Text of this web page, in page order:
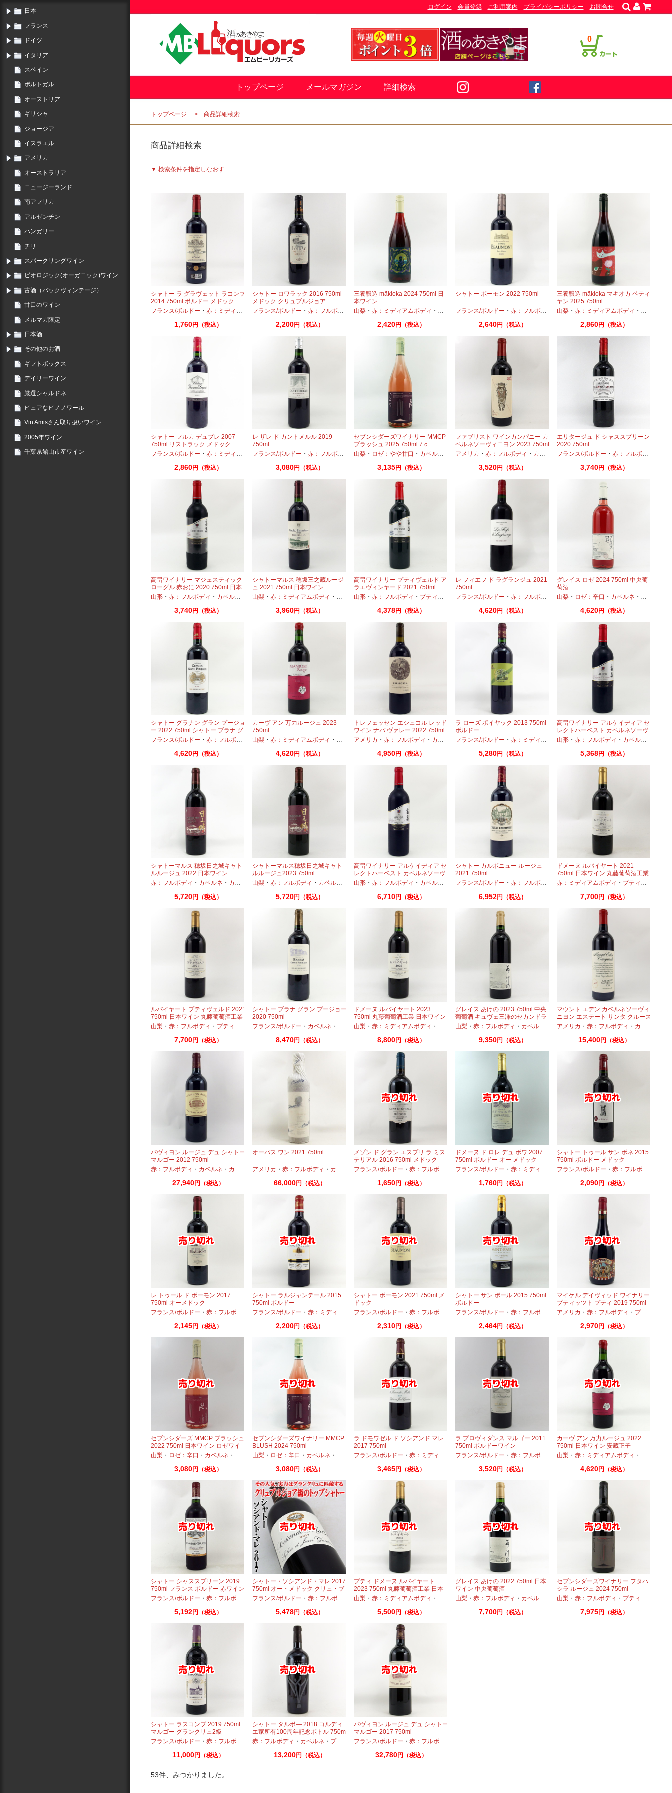
日本
フランス
ドイツ
イタリア
スペイン
ポルトガル
オーストリア
ギリシャ
ジョージア
イスラエル
アメリカ
オーストラリア
ニュージーランド
南アフリカ
アルゼンチン
ハンガリー
チリ
スパークリングワイン
ビオロジック(オーガニック)ワイン
古酒（バックヴィンテージ）
甘口のワイン
メルマガ限定
日本酒
その他のお酒
ギフトボックス
デイリーワイン
厳選シャルドネ
ピュアなピノノワール
Vin Amisさん取り扱いワイン
2005年ワイン
千葉県館山市産ワイン
0
ログイン 会員登録 ご利用案内 プライバシーポリシー お問合せ
トップページ メールマガジン 詳細検索
トップページ 商品詳細検索
商品詳細検索
▼ 検索条件を指定しなおす
シャトー ラ グラヴェット ラコンブ
2014 750ml ボルドー メドック
フランス/ボルドー ・ 赤：ミディアムボディ ・カベルネ・ プティヴェルド メルロー
1,760円（税込）
シャトー ロワラック 2016 750ml
メドック クリュブルジョア
フランス/ボルドー ・ 赤：フルボディ ・ カベルネ ・プティヴェルド・ メルロー
2,200円（税込）
三養醸造 mäkioka 2024 750ml 日
本ワイン
山梨・ 赤：ミディアムボディ ・ カベルネ・ テンプラニーリョ・ ピノノワール・プティヴェルド・ メルロー ・
2,420円（税込）
シャトー ボーモン 2022 750ml
フランス/ボルドー ・ 赤：フルボディ ・ カベルネ ・プティヴェルド・ メルロー
2,640円（税込）
三養醸造 mäkioka マキオカ ペティ
ヤン 2025 750ml
山梨・ 赤：ミディアムボディ ・
2,860円（税込）
シャトー フルカ デュプレ 2007
750ml リストラック メドック
フランス/ボルドー ・ 赤：ミディアムボディ ・カベルネ・ カベルネフラン プティヴェルド・メルロー
2,860円（税込）
レ ザレ ド カントメルル 2019
750ml
フランス/ボルドー ・ 赤：フルボディ ・ カベルネ・ カベルネフラン・プティヴェルド・ メルロー
3,080円（税込）
セブンシダーズワイナリー MMCP
ブラッシュ 2025 750ml 7ｃ
山梨・ ロゼ：やや甘口 ・ カベルネ プティヴェルド ・ メルロー・ マスカットベーリーA
3,135円（税込）
ファブリスト ワインカンパニー カ
ベルネソーヴィニヨン 2023 750ml
カリフォルニア
アメリカ ・ 赤：フルボディ ・ カベルネ ・プティヴェルド
3,520円（税込）
エリタージュ ド シャススプリーン
2020 750ml
フランス/ボルドー ・ 赤：フルボディ
3,740円（税込）
高畠ワイナリー マジェスティック
ローグル 赤おに 2020 750ml 日本
ワイン
山形・ 赤：フルボディ ・ カベルネ プティヴェルド・メルロー
3,740円（税込）
シャトーマルス 穂坂三之蔵ルージ
ュ 2021 750ml 日本ワイン
山梨・ 赤：ミディアムボディ ・ カベルネ・ プティヴェルド・ マルベック メルロー ・シラー
3,960円（税込）
高畠ワイナリー プティヴェルド ア
ラエヴィンヤード 2021 750ml
山形・ 赤：フルボディ ・ プティヴェルド
4,378円（税込）
レ フィエフ ド ラグランジュ 2021
750ml
フランス/ボルドー ・ 赤：フルボディ ・ カベルネ・ プティヴェルド・ メルロー
4,620円（税込）
グレイス ロゼ 2024 750ml 中央葡
萄酒
山梨・ ロゼ：辛口 ・ カベルネ ・
4,620円（税込）
シャトー グラナン グラン プージョ
ー 2022 750ml シャトー ブラナ グ
ラン プージョー
フランス/ボルドー ・ 赤：フルボディ ・ カベルネ ・プティヴェルド・ メルロー
4,620円（税込）
カーヴ アン 万力ルージュ 2023
750ml
山梨・ 赤：ミディアムボディ ・ プティヴェルド ・メルロー・シラー ・
4,620円（税込）
トレフェッセン エシュコル レッド
ワイン ナパ ヴァレー 2022 750ml
アメリカ ・ 赤：フルボディ ・ カベルネ ・カベルネフラン・ プティヴェルド ・マルベック・ メルロー
4,950円（税込）
ラ ローズ ポイヤック 2013 750ml
ボルドー
フランス/ボルドー ・ 赤：ミディアムボディ ・カベルネ・カベルネフラン
5,280円（税込）
高畠ワイナリー アルケイディア セ
レクトハーベスト カベルネソーヴ
ィニヨン＆メルロー 2019 750ml
山形・ 赤：フルボディ ・ カベルネ
5,368円（税込）
シャトーマルス 穂坂日之城キャト
ルルージュ 2022 日本ワイン
赤：フルボディ ・ カベルネ ・ カベルネフラン ・ プティヴェルド ・メルロー ・シラー
5,720円（税込）
シャトーマルス穂坂日之城キャト
ルルージュ2023 750ml
山梨・ 赤：フルボディ ・ カベルネ プティヴェルド ・メルロー ・シラー
5,720円（税込）
高畠ワイナリー アルケイディア セ
レクトハーベスト カベルネソーヴ
ィニヨン＆メルロー 2020 750ml
山形・ 赤：フルボディ ・ カベルネ プティヴェルド・メルロー
6,710円（税込）
シャトー カルボニュー ルージュ
2021 750ml
フランス/ボルドー ・ 赤：フルボディ ・カベルネ・カベルネフラン・プティヴェ
6,952円（税込）
ドメーヌ ルバイヤート 2021
750ml 日本ワイン 丸藤葡萄酒工業
赤：ミディアムボディ ・ プティヴェルド
7,700円（税込）
ルバイヤート プティヴェルド 2021
750ml 日本ワイン 丸藤葡萄酒工業
山梨・ 赤：フルボディ ・ プティヴェルド
7,700円（税込）
シャトー ブラナ グラン プージョー
2020 750ml
フランス/ボルドー ・ カベルネ ・ プティヴェルド ・メルロー
8,470円（税込）
ドメーヌ ルバイヤート 2023
750ml 丸藤葡萄酒工業 日本ワイン
山梨・ 赤：ミディアムボディ ・ プティヴェルド ・ メルロー・ タナ
8,800円（税込）
グレイス あけの 2023 750ml 中央
葡萄酒 キュヴェ三澤のセカンドラ
ベル
山梨・ 赤：フルボディ ・ カベルネ カベルネフラン ・ プティヴェルド
9,350円（税込）
マウント エデン カベルネソーヴィ
ニヨン エステート サンタ クルーズ
マウンテンズ 2018 750ml
アメリカ ・ 赤：フルボディ ・ カベルネ
15,400円（税込）
パヴィヨン ルージュ デュ シャトー
マルゴー 2012 750ml
赤：フルボディ ・ カベルネ ・ カベルネフラン ・ プティヴェルド・ メルロー
27,940円（税込）
オーパス ワン 2021 750ml
アメリカ ・ 赤：フルボディ ・ カベルネ ・カベルネフラン・ プティヴェルド ・マルベック・メルロー
66,000円（税込）
メゾン ド グラン エスプリ ラ ミス
テリアル 2016 750ml メドック
フランス/ボルドー ・ 赤：フルボディ ・カベルネ・ カベルネフラン・プティヴェルド・マルベック・ メルロー
1,650円（税込）
ドメーヌ ド ロレ デュ ボワ 2007
750ml ボルドー オー メドック
フランス/ボルドー ・ 赤：ミディアムボディ ・カベルネ・ プティヴェルド
1,760円（税込）
シャトー トゥール サン ボネ 2015
750ml ボルドー メドック
フランス/ボルドー ・ 赤：フルボディ
2,090円（税込）
レ トゥール ド ボーモン 2017
750ml オーメドック
フランス/ボルドー ・ 赤：フルボディ ・カベルネ・ プティヴェルド・メルロー
2,145円（税込）
シャトー ラルジャンテール 2015
750ml ボルドー
フランス/ボルドー ・ 赤：ミディアムボディ ・カベルネ・ プティヴェルド メルロー
2,200円（税込）
シャトー ボーモン 2021 750ml メ
ドック
フランス/ボルドー ・ 赤：フルボディ ・カベルネ・ プティヴェルド ・メルロー
2,310円（税込）
シャトー サン ポール 2015 750ml
ボルドー
フランス/ボルドー ・ 赤：フルボディ ・カベルネ ・カベルネフラン ・プティヴェ
2,464円（税込）
マイケル デイヴィッド ワイナリー
プティッツト プティ 2019 750ml
カリフォルニアワイン
アメリカ ・ 赤：フルボディ ・ プティヴェルド
2,970円（税込）
セブンシダーズ MMCP ブラッシュ
2022 750ml 日本ワイン ロゼワイ
ン
山梨・ ロゼ：辛口 ・ カベルネ ・ プティヴェルド・ メルロー ・ルーサンヌ マスカットベーリーA
3,080円（税込）
セブンシダーズワイナリー MMCP
BLUSH 2024 750ml
山梨・ ロゼ：辛口 ・ カベルネ ・ プティヴェルド・メルロー ・マスカットベーリーA
3,080円（税込）
ラ ドモワゼル ド ソシアンド マレ
2017 750ml
フランス/ボルドー ・ 赤：ミディアムボディ ・カベルネ・ プティヴェルド メルロー
3,465円（税込）
ラ プロヴィダンス マルゴー 2011
750ml ボルドーワイン
フランス/ボルドー ・ 赤：フルボディ ・ カベルネ ・プティヴェルド・ メルロー
3,520円（税込）
カーヴ アン 万力ルージュ 2022
750ml 日本ワイン 安蔵正子
山梨・ 赤：ミディアムボディ ・
4,620円（税込）
シャトー シャススプリーン 2019
750ml フランス ボルドー 赤ワイン
フランス/ボルドー ・ 赤：フルボディ ・カベルネ・ プティヴェルド ・メルロー
5,192円（税込）
シャトー・ソシアンド・マレ 2017
750ml オー・メドック クリュ・ブ
ルジョア
フランス/ボルドー ・ 赤：フルボディ ・ カベルネ ・カベルネフラン・ プティヴェルド・ メルロー
5,478円（税込）
プティ ドメーヌ ルバイヤート
2023 750ml 丸藤葡萄酒工業 日本
ワイン
山梨・ 赤：ミディアムボディ ・ プティヴェルド ・ メルロー
5,500円（税込）
グレイス あけの 2022 750ml 日本
ワイン 中央葡萄酒
山梨・ 赤：フルボディ ・ カベルネ カベルネフラン ・プティヴェルド
7,700円（税込）
セブンシダーズワイナリー フタハ
シラ ルージュ 2024 750ml
山梨・ 赤：フルボディ ・ プティヴェルド
7,975円（税込）
シャトー ラスコンブ 2019 750ml
マルゴー グランクリュ2級
フランス/ボルドー ・ 赤：フルボディ ・カベルネ・プティヴェルド ・メルロー
11,000円（税込）
シャトー タルボ― 2018 コルディ
エ家所有100周年記念ボトル 750ml
ボルドーワイン
赤：フルボディ ・ カベルネ ・ プティヴェルド ・メルロー
13,200円（税込）
パヴィヨン ルージュ デュ シャトー
マルゴー 2017 750ml
フランス/ボルドー ・ 赤：フルボディ
32,780円（税込）
53件、みつかりました。